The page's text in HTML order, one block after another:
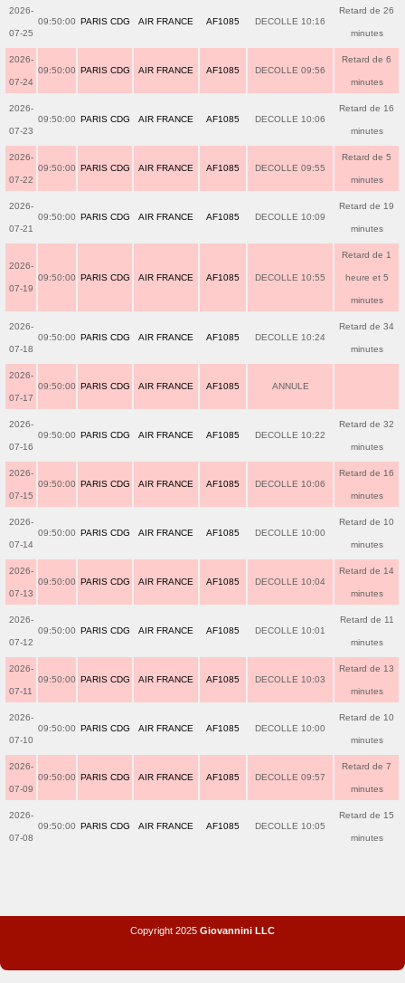
2026-
07-25
09:50:00 PARIS CDG AIR FRANCE AF1085 DECOLLE 10:16
Retard de 26
minutes
2026-
07-24
09:50:00 PARIS CDG AIR FRANCE AF1085 DECOLLE 09:56
Retard de 6
minutes
2026-
07-23
09:50:00 PARIS CDG AIR FRANCE AF1085 DECOLLE 10:06
Retard de 16
minutes
2026-
07-22
09:50:00 PARIS CDG AIR FRANCE AF1085 DECOLLE 09:55
Retard de 5
minutes
2026-
07-21
09:50:00 PARIS CDG AIR FRANCE AF1085 DECOLLE 10:09
Retard de 19
minutes
2026-
07-19
09:50:00 PARIS CDG AIR FRANCE AF1085 DECOLLE 10:55
Retard de 1
heure et 5
minutes
2026-
07-18
09:50:00 PARIS CDG AIR FRANCE AF1085 DECOLLE 10:24
Retard de 34
minutes
2026-
07-17
09:50:00 PARIS CDG AIR FRANCE AF1085 ANNULE
2026-
07-16
09:50:00 PARIS CDG AIR FRANCE AF1085 DECOLLE 10:22
Retard de 32
minutes
2026-
07-15
09:50:00 PARIS CDG AIR FRANCE AF1085 DECOLLE 10:06
Retard de 16
minutes
2026-
07-14
09:50:00 PARIS CDG AIR FRANCE AF1085 DECOLLE 10:00
Retard de 10
minutes
2026-
07-13
09:50:00 PARIS CDG AIR FRANCE AF1085 DECOLLE 10:04
Retard de 14
minutes
2026-
07-12
09:50:00 PARIS CDG AIR FRANCE AF1085 DECOLLE 10:01
Retard de 11
minutes
2026-
07-11
09:50:00 PARIS CDG AIR FRANCE AF1085 DECOLLE 10:03
Retard de 13
minutes
2026-
07-10
09:50:00 PARIS CDG AIR FRANCE AF1085 DECOLLE 10:00
Retard de 10
minutes
2026-
07-09
09:50:00 PARIS CDG AIR FRANCE AF1085 DECOLLE 09:57
Retard de 7
minutes
2026-
07-08
09:50:00 PARIS CDG AIR FRANCE AF1085 DECOLLE 10:05
Retard de 15
minutes
Copyright 2025 Giovannini LLC